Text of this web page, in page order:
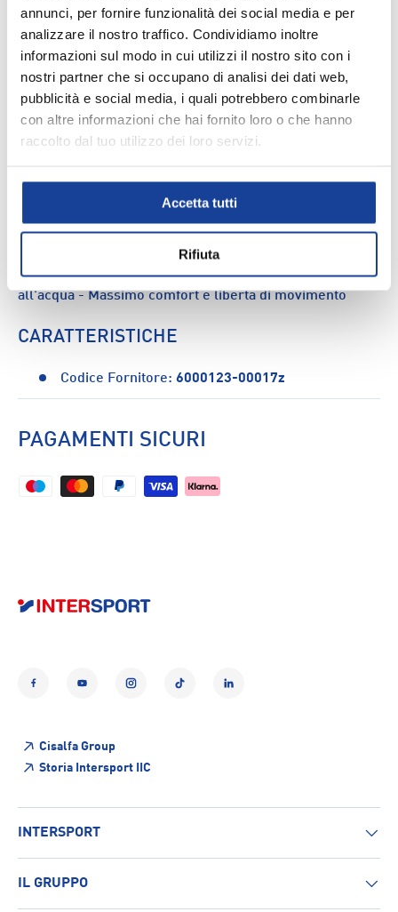
annunci, per fornire funzionalità dei social media e per
analizzare il nostro traffico. Condividiamo inoltre
informazioni sul modo in cui utilizzi il nostro sito con i
nostri partner che si occupano di analisi dei dati web,
pubblicità e social media, i quali potrebbero combinarle
con altre informazioni che hai fornito loro o che hanno
raccolto dal tuo utilizzo dei loro servizi.
Accetta tutti
Rifiuta
Spedizione e consegna
DESCRIZIONE
questi boxer da bambino Energetics sono l'ideale per
assicurare comfort e libertà di movimento. Garantiscono
vestibilità aderente e resistenza all'acqua.
CARATTERISTICHE: - Vestibilità aderente - Resistenti
all'acqua - Massimo comfort e libertà di movimento
CARATTERISTICHE
Codice Fornitore: 6000123-00017z
PAGAMENTI SICURI
YouTubeInstagramTikTok LinkedIn
Cisalfa Group
Storia Intersport IIC
INTERSPORT
IL GRUPPO